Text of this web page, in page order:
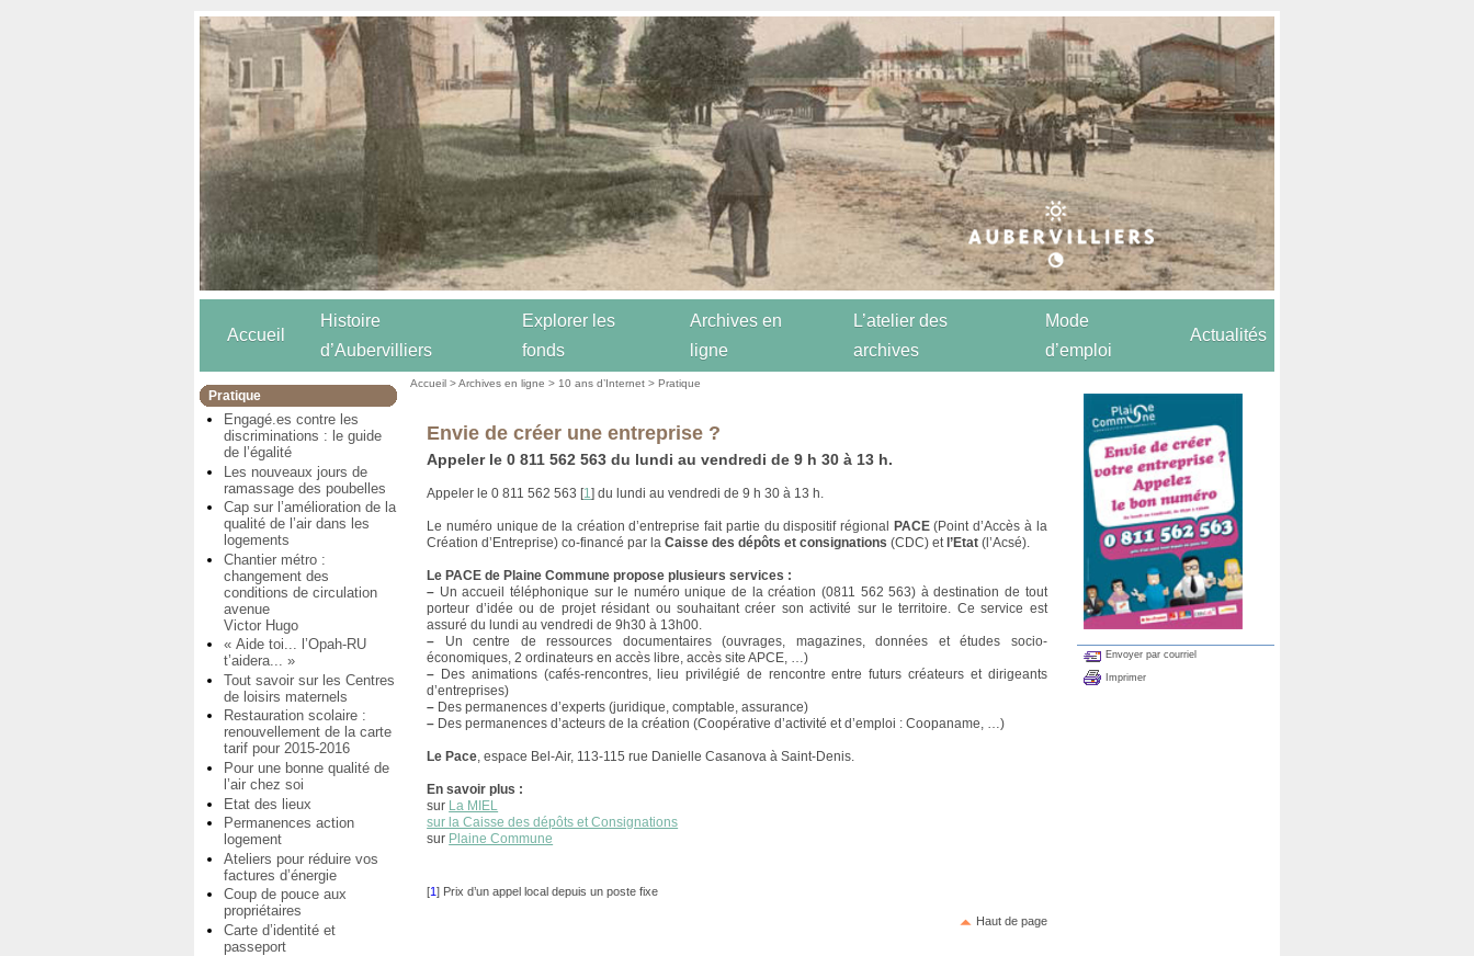
Accueil
Histoire
d’Aubervilliers
Explorer les
fonds
Archives en
ligne
L’atelier des
archives
Mode
d’emploi
Actualités
Pratique
Engagé.es contre les
discriminations : le guide
de l’égalité
Les nouveaux jours de
ramassage des poubelles
Cap sur l’amélioration de la
qualité de l’air dans les
logements
Chantier métro :
changement des
conditions de circulation
avenue
Victor Hugo
« Aide toi... l’Opah-RU
t’aidera... »
Tout savoir sur les Centres
de loisirs maternels
Restauration scolaire :
renouvellement de la carte
tarif pour 2015-2016
Pour une bonne qualité de
l’air chez soi
Etat des lieux
Permanences action
logement
Ateliers pour réduire vos
factures d’énergie
Coup de pouce aux
propriétaires
Carte d’identité et
passeport
Accueil >Archives en ligne > 10 ans d’Internet >Pratique
Envie de créer une entreprise ?
Appeler le 0 811 562 563 du lundi au vendredi de 9 h 30 à 13 h.
Appeler le 0 811 562 563 [1] du lundi au vendredi de 9 h 30 à 13 h.
Le numéro unique de la création d’entreprise fait partie du dispositif régional PACE(Point d’Accès à la
Création d’Entreprise) co-financé par laCaisse des dépôts et consignations (CDC) et l’Etat (l’Acsé).
Le PACE de Plaine Commune propose plusieurs services :
– Un accueil téléphonique sur le numéro unique de la création (0811 562 563) à destination de tout
porteur d’idée ou de projet résidant ou souhaitant créer son activité sur le territoire. Ce service est
assuré du lundi au vendredi de 9h30 à 13h00.
– Un centre de ressources documentaires (ouvrages, magazines, données et études socio-
économiques, 2 ordinateurs en accès libre, accès site APCE, …)
– Des animations (cafés-rencontres, lieu privilégié de rencontre entre futurs créateurs et dirigeants
d’entreprises)
– Des permanences d’experts (juridique, comptable, assurance)
– Des permanences d’acteurs de la création (Coopérative d’activité et d’emploi : Coopaname, …)
Le Pace, espace Bel-Air, 113-115 rue Danielle Casanova à Saint-Denis.
En savoir plus :
sur La MIEL
sur la Caisse des dépôts et Consignations
sur Plaine Commune
[1] Prix d’un appel local depuis un poste fixe
Haut de page
Envoyer par courriel
Imprimer